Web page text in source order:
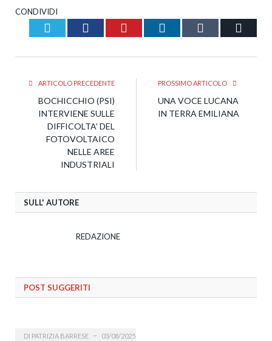
CONDIVIDI
Twitter Facebook Pinterest LinkedIn Tumblr
ARTICOLO PRECEDENTE
BOCHICCHIO (PSI)
INTERVIENE SULLE
DIFFICOLTA’ DEL
FOTOVOLTAICO
NELLE AREE
INDUSTRIALI
PROSSIMO ARTICOLO
UNA VOCE LUCANA
IN TERRA EMILIANA
SULL' AUTORE
REDAZIONE
POST SUGGERITI
DI PATRIZIA BARRESE
03/08/2025